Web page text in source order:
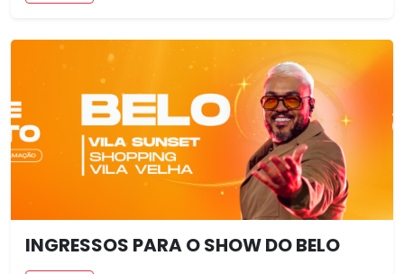
INGRESSOS PARA O SHOW DO BELO